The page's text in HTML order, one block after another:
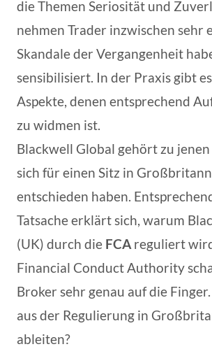
die Themen Seriosität und
nehmen Trader inzwischen sehr
Skandale der Vergangenheit
sensibilisiert. In der Praxis gibt
Aspekte, denen entsprechend
zu widmen ist.
Blackwell Global gehört zu
sich für einen Sitz in
entschieden haben.
Tatsache erklärt sich, warum
(UK) durch die FCA reguliert
Financial Conduct Authority
Broker sehr genau auf die
aus der Regulierung in
ableiten?